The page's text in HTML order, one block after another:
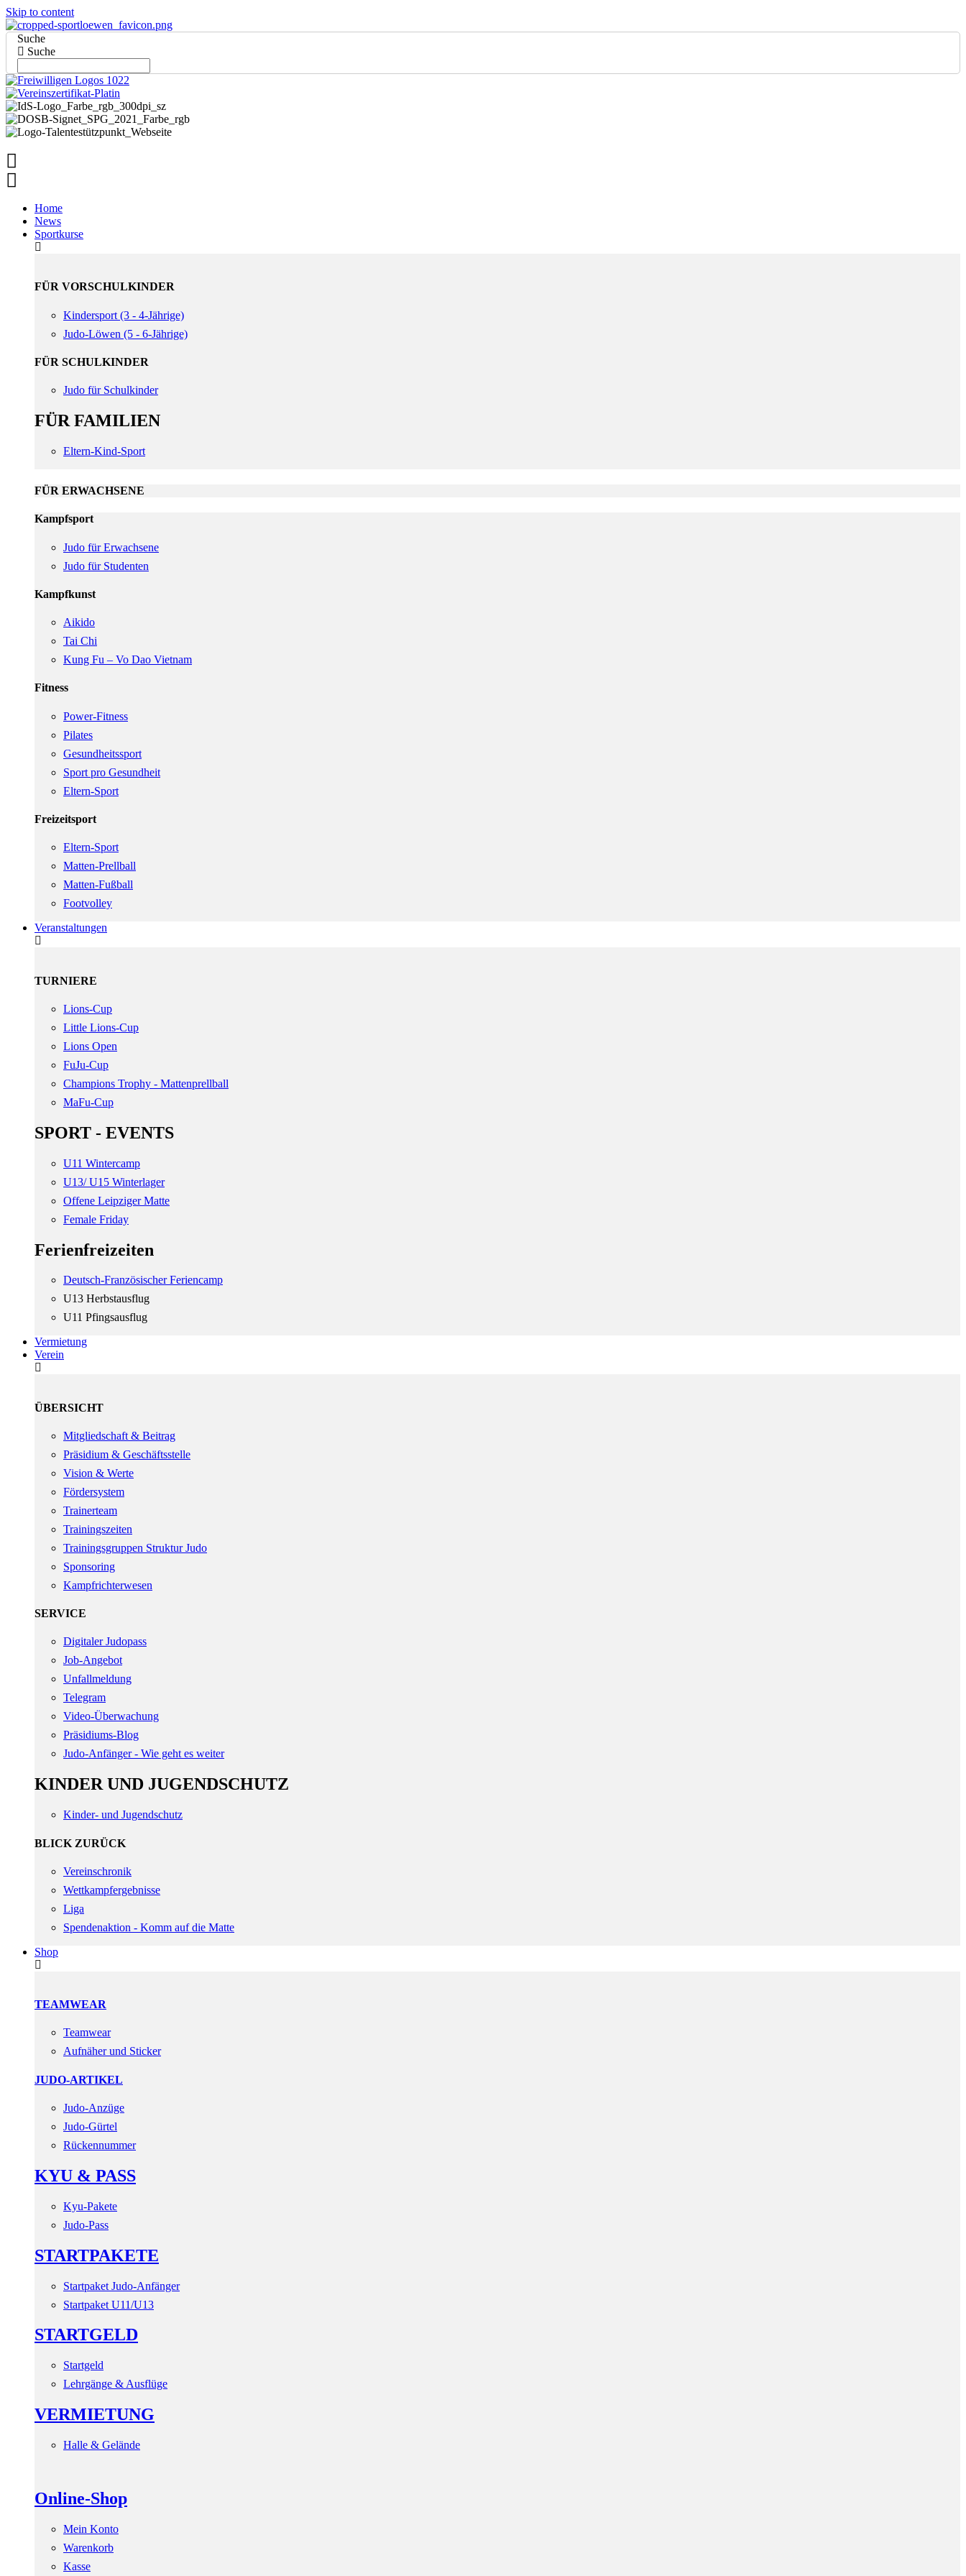
Skip to content
Suche
Suche
Home
News
Sportkurse
FÜR VORSCHULKINDER
Kindersport (3 - 4-Jährige)
Judo-Löwen (5 - 6-Jährige)
FÜR SCHULKINDER
Judo für Schulkinder
FÜR FAMILIEN
Eltern-Kind-Sport
FÜR ERWACHSENE
Kampfsport
Judo für Erwachsene
Judo für Studenten
Kampfkunst
Aikido
Tai Chi
Kung Fu – Vo Dao Vietnam
Fitness
Power-Fitness
Pilates
Gesundheitssport
Sport pro Gesundheit
Eltern-Sport
Freizeitsport
Eltern-Sport
Matten-Prellball
Matten-Fußball
Footvolley
Veranstaltungen
TURNIERE
Lions-Cup
Little Lions-Cup
Lions Open
FuJu-Cup
Champions Trophy - Mattenprellball
MaFu-Cup
SPORT - EVENTS
U11 Wintercamp
U13/ U15 Winterlager
Offene Leipziger Matte
Female Friday
Ferienfreizeiten
Deutsch-Französischer Feriencamp
U13 Herbstausflug
U11 Pfingsausflug
Vermietung
Verein
ÜBERSICHT
Mitgliedschaft & Beitrag
Präsidium & Geschäftsstelle
Vision & Werte
Fördersystem
Trainerteam
Trainingszeiten
Trainingsgruppen Struktur Judo
Sponsoring
Kampfrichterwesen
SERVICE
Digitaler Judopass
Job-Angebot
Unfallmeldung
Telegram
Video-Überwachung
Präsidiums-Blog
Judo-Anfänger - Wie geht es weiter
KINDER UND JUGENDSCHUTZ
Kinder- und Jugendschutz
BLICK ZURÜCK
Vereinschronik
Wettkampfergebnisse
Liga
Spendenaktion - Komm auf die Matte
Shop
TEAMWEAR
Teamwear
Aufnäher und Sticker
JUDO-ARTIKEL
Judo-Anzüge
Judo-Gürtel
Rückennummer
KYU & PASS
Kyu-Pakete
Judo-Pass
STARTPAKETE
Startpaket Judo-Anfänger
Startpaket U11/U13
STARTGELD
Startgeld
Lehrgänge & Ausflüge
VERMIETUNG
Halle & Gelände
Online-Shop
Mein Konto
Warenkorb
Kasse